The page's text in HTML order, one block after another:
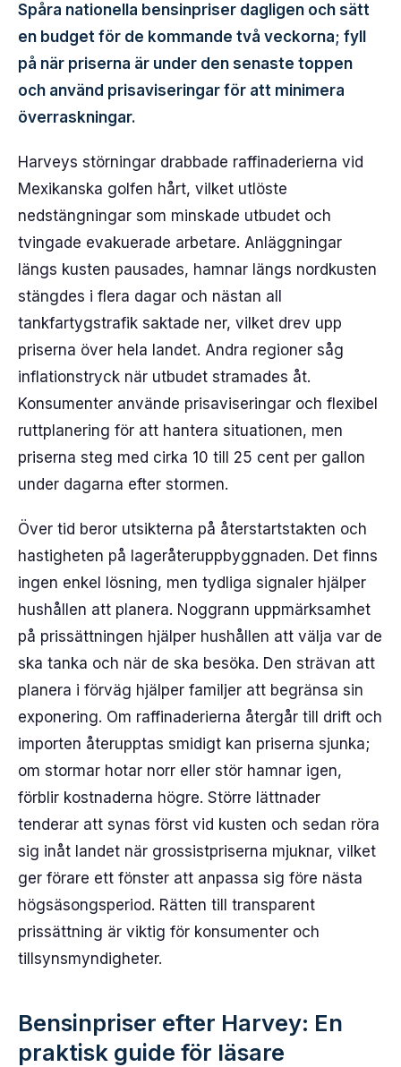
Spåra nationella bensinpriser dagligen och sätt
en budget för de kommande två veckorna; fyll
på när priserna är under den senaste toppen
och använd prisaviseringar för att minimera
överraskningar.
Harveys störningar drabbade raffinaderierna vid
Mexikanska golfen hårt, vilket utlöste
nedstängningar som minskade utbudet och
tvingade evakuerade arbetare. Anläggningar
längs kusten pausades, hamnar längs nordkusten
stängdes i flera dagar och nästan all
tankfartygstrafik saktade ner, vilket drev upp
priserna över hela landet. Andra regioner såg
inflationstryck när utbudet stramades åt.
Konsumenter använde prisaviseringar och flexibel
ruttplanering för att hantera situationen, men
priserna steg med cirka 10 till 25 cent per gallon
under dagarna efter stormen.
Över tid beror utsikterna på återstartstakten och
hastigheten på lageråteruppbyggnaden. Det finns
ingen enkel lösning, men tydliga signaler hjälper
hushållen att planera. Noggrann uppmärksamhet
på prissättningen hjälper hushållen att välja var de
ska tanka och när de ska besöka. Den strävan att
planera i förväg hjälper familjer att begränsa sin
exponering. Om raffinaderierna återgår till drift och
importen återupptas smidigt kan priserna sjunka;
om stormar hotar norr eller stör hamnar igen,
förblir kostnaderna högre. Större lättnader
tenderar att synas först vid kusten och sedan röra
sig inåt landet när grossistpriserna mjuknar, vilket
ger förare ett fönster att anpassa sig före nästa
högsäsongsperiod. Rätten till transparent
prissättning är viktig för konsumenter och
tillsynsmyndigheter.
Bensinpriser efter Harvey: En
praktisk guide för läsare